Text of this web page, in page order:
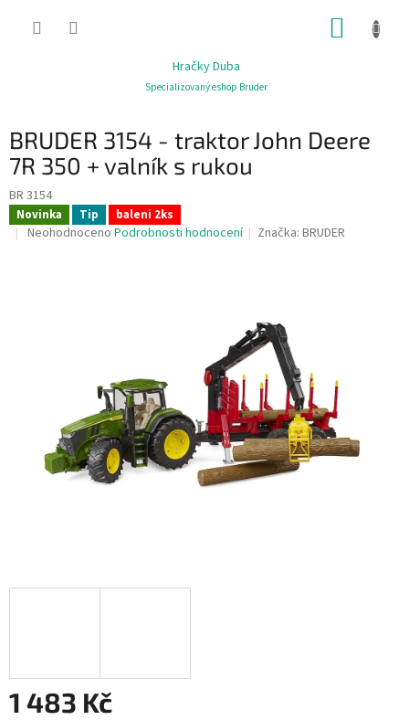
Hračky Duba
Specializovaný eshop Bruder
BRUDER 3154 - traktor John Deere
7R 350 + valník s rukou
BR 3154
Novinka Tip baleni 2ks
Průměrné
Neohodnoceno Podrobnosti hodnocení Značka:BRUDER
1 483 Kč